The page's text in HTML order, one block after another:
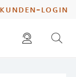
kunden-login